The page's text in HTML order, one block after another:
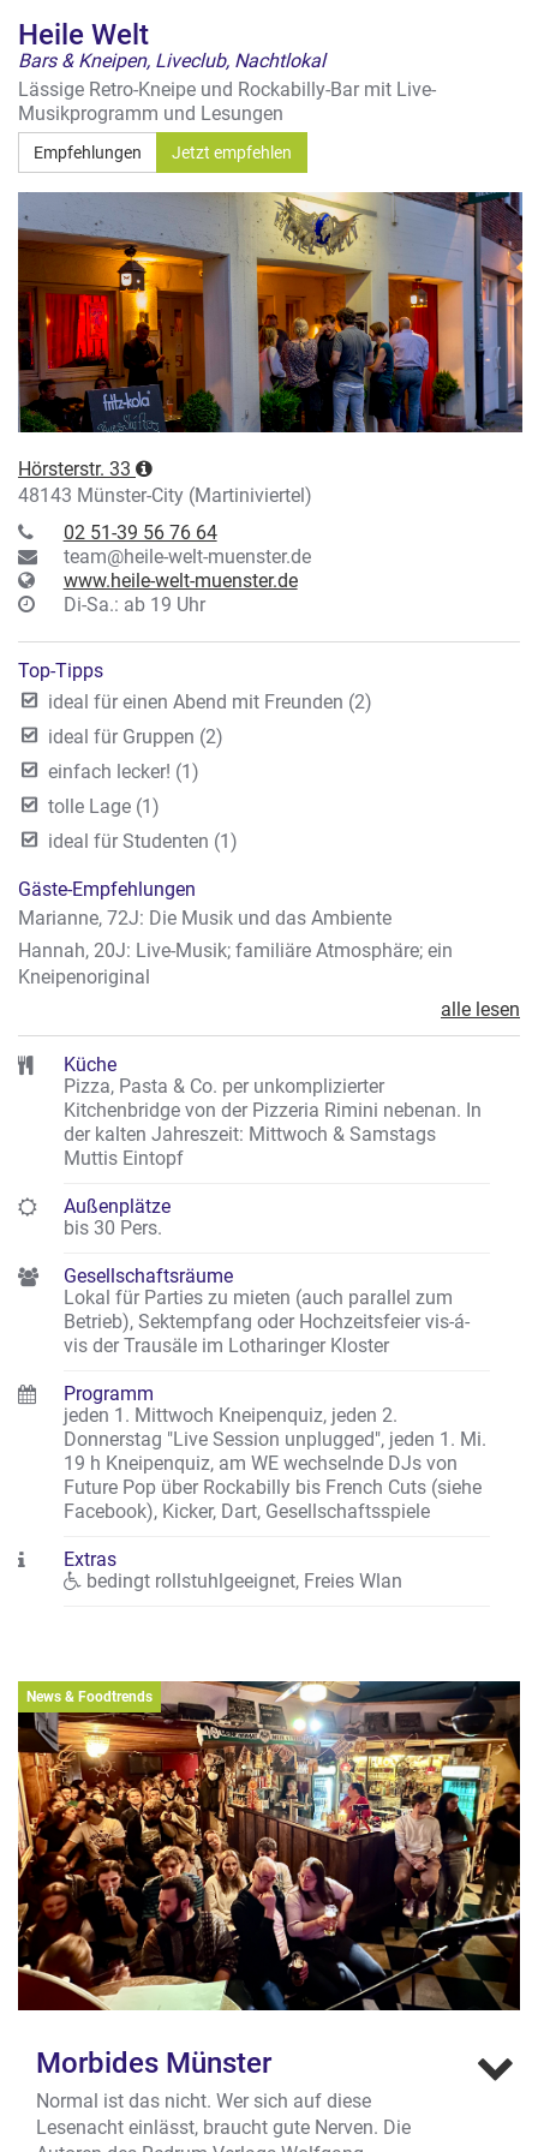
Heile Welt
Bars & Kneipen, Liveclub, Nachtlokal
Lässige Retro-Kneipe und Rockabilly-Bar mit Live-
Musikprogramm und Lesungen
Empfehlungen Jetzt empfehlen
Hörsterstr. 33
48143 Münster-City (Martiniviertel)
02 51-39 56 76 64
team@heile-welt-muenster.de
www.heile-welt-muenster.de
Di-Sa.: ab 19 Uhr
Top-Tipps
ideal für einen Abend mit Freunden (2)
ideal für Gruppen (2)
einfach lecker! (1)
tolle Lage (1)
ideal für Studenten (1)
Gäste-Empfehlungen
Marianne, 72J: Die Musik und das Ambiente
Hannah, 20J: Live-Musik; familiäre Atmosphäre; ein
Kneipenoriginal
alle lesen
Küche
Pizza, Pasta & Co. per unkomplizierter
Kitchenbridge von der Pizzeria Rimini nebenan. In
der kalten Jahreszeit: Mittwoch & Samstags
Muttis Eintopf
Außenplätze
bis 30 Pers.
Gesellschaftsräume
Lokal für Parties zu mieten (auch parallel zum
Betrieb), Sektempfang oder Hochzeitsfeier vis-á-
vis der Trausäle im Lotharinger Kloster
Programm
jeden 1. Mittwoch Kneipenquiz, jeden 2.
Donnerstag "Live Session unplugged", jeden 1. Mi.
19 h Kneipenquiz, am WE wechselnde DJs von
Future Pop über Rockabilly bis French Cuts (siehe
Facebook), Kicker, Dart, Gesellschaftsspiele
Extras
bedingt rollstuhlgeeignet, Freies Wlan
News & Foodtrends
Morbides Münster
Normal ist das nicht. Wer sich auf diese
Lesenacht einlässt, braucht gute Nerven. Die